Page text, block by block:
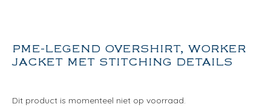
PME-LEGEND OVERSHIRT, WORKER
JACKET MET STITCHING DETAILS
Dit product is momenteel niet op voorraad.